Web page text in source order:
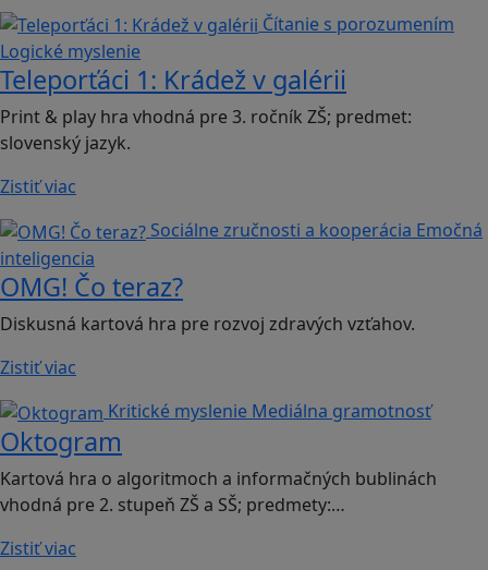
Čítanie s porozumením
Logické myslenie
Teleporťáci 1: Krádež v galérii
Print & play hra vhodná pre 3. ročník ZŠ; predmet:
slovenský jazyk.
Zistiť viac
Sociálne zručnosti a kooperácia Emočná
inteligencia
OMG! Čo teraz?
Diskusná kartová hra pre rozvoj zdravých vzťahov.
Zistiť viac
Kritické myslenie Mediálna gramotnosť
Oktogram
Kartová hra o algoritmoch a informačných bublinách
vhodná pre 2. stupeň ZŠ a SŠ; predmety:…
Zistiť viac